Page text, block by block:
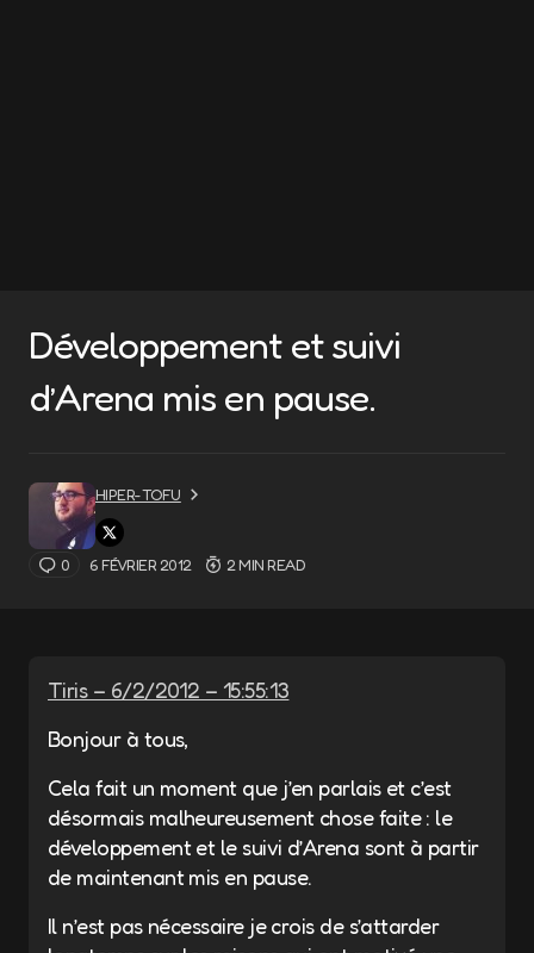
Développement et suivi
d’Arena mis en pause.
HIPER-TOFU
0 6 FÉVRIER 2012 2 MIN READ
Tiris – 6/2/2012 – 15:55:13
Bonjour à tous,
Cela fait un moment que j’en parlais et c’est
désormais malheureusement chose faite : le
développement et le suivi d’Arena sont à partir
de maintenant mis en pause.
Il n’est pas nécessaire je crois de s’attarder